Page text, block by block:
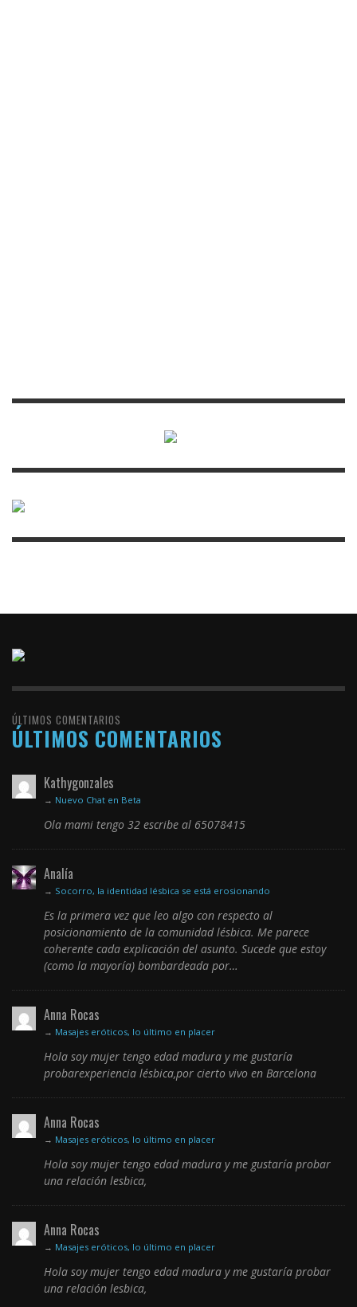
ÚLTIMOS COMENTARIOS
ÚLTIMOS COMENTARIOS
Kathygonzales
→ Nuevo Chat en Beta
Ola mami tengo 32 escribe al 65078415
Analía
→ Socorro, la identidad lésbica se está erosionando
Es la primera vez que leo algo con respecto al
posicionamiento de la comunidad lésbica. Me parece
coherente cada explicación del asunto. Sucede que estoy
(como la mayoría) bombardeada por…
Anna Rocas
→ Masajes eróticos, lo último en placer
Hola soy mujer tengo edad madura y me gustaría
probarexperiencia lésbica,por cierto vivo en Barcelona
Anna Rocas
→ Masajes eróticos, lo último en placer
Hola soy mujer tengo edad madura y me gustaría probar
una relación lesbica,
Anna Rocas
→ Masajes eróticos, lo último en placer
Hola soy mujer tengo edad madura y me gustaría probar
una relación lesbica,